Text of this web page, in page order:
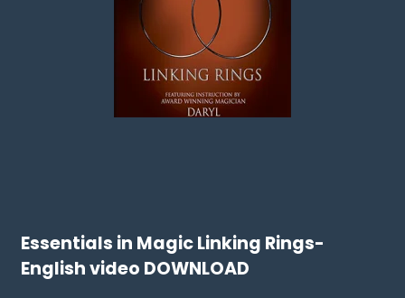
Essentials in Magic Linking Rings-
English video DOWNLOAD